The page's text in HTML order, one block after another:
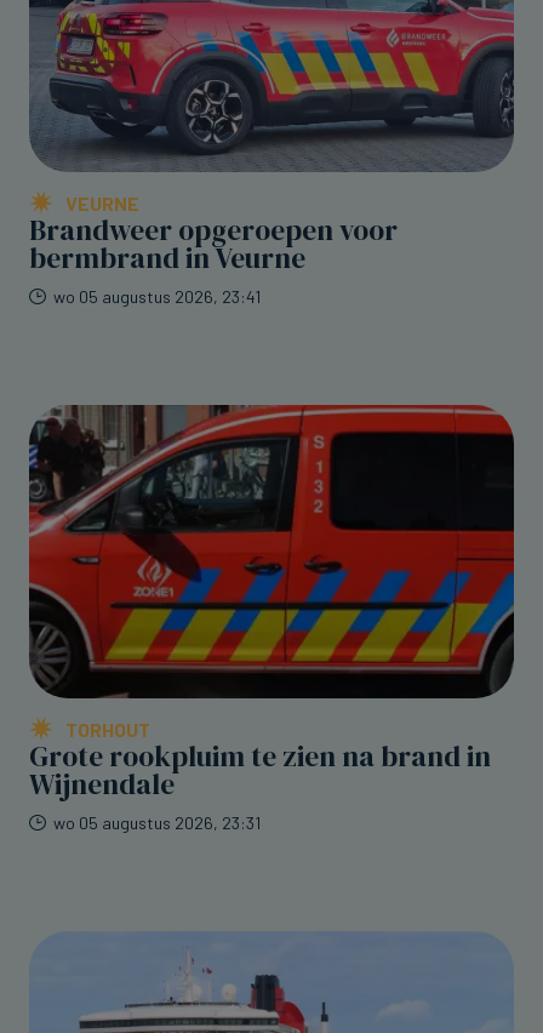
VEURNE
Brandweer opgeroepen voor
bermbrand in Veurne
wo 05 augustus 2026, 23:41
TORHOUT
Grote rookpluim te zien na brand in
Wijnendale
wo 05 augustus 2026, 23:31